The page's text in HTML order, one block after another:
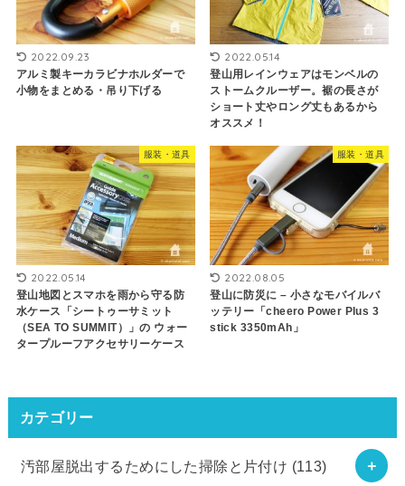
2022.09.23
アルミ製キーカラビナホルダーで
小物をまとめる・吊り下げる
2022.05.14
登山用レインウェアはモンベルの
ストームクルーザー。裾の長さが
ショート丈やロング丈もあるから
オススメ！
服装・道具
2022.05.14
登山地図とスマホを雨から守る防
水ケース「シートゥーサミット
（SEA TO SUMMIT）」の ウォー
タープルーフアクセサリーケース
服装・道具
2022.08.05
登山に防災に – 小さなモバイルバ
ッテリー「cheero Power Plus 3
stick 3350mAh」
カテゴリー
汚部屋脱出するためにした掃除と片付け (113)